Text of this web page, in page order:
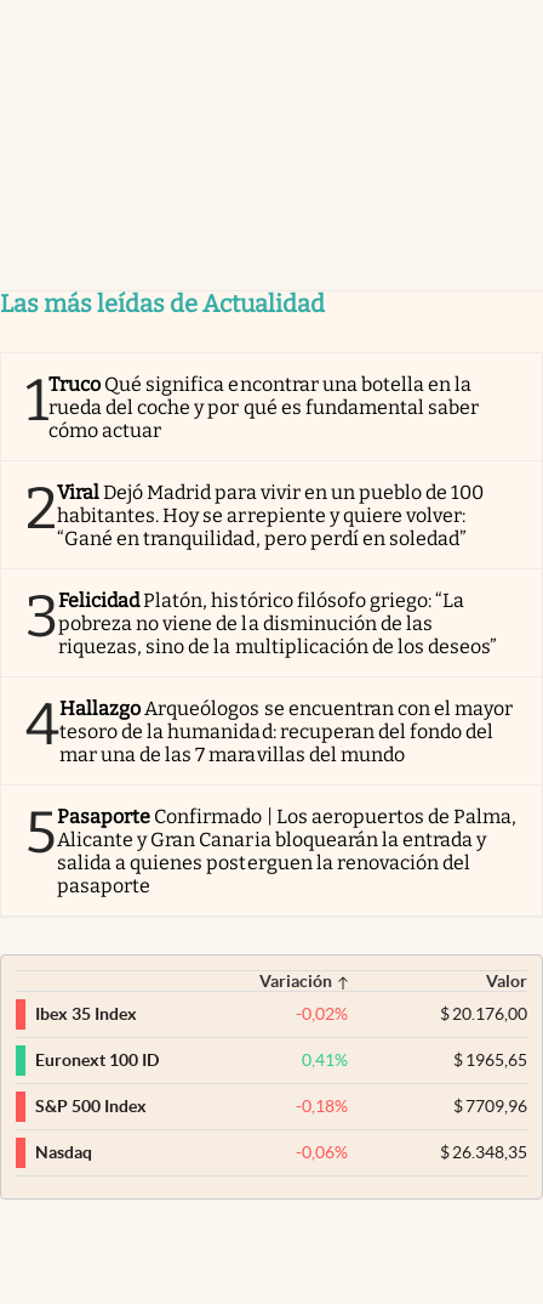
Las más leídas de Actualidad
1Truco Qué significa encontrar una botella en la
rueda del coche y por qué es fundamental saber
cómo actuar
2ViralDejó Madrid para vivir en un pueblo de 100
habitantes. Hoy se arrepiente y quiere volver:
“Gané en tranquilidad, pero perdí en soledad”
3FelicidadPlatón, histórico filósofo griego: “La
pobreza no viene de la disminución de las
riquezas, sino de la multiplicación de los deseos”
4Hallazgo Arqueólogos se encuentran con el mayor
tesoro de la humanidad: recuperan del fondo del
mar una de las 7 maravillas del mundo
5Pasaporte Confirmado | Los aeropuertos de Palma,
Alicante y Gran Canaria bloquearán la entrada y
salida a quienes posterguen la renovación del
pasaporte
Variación
Valor
Ibex 35 Index
-0,02% $20.176,00
Euronext 100 ID 0,41% $1965,65
S&P 500 Index -0,18% $7709,96
Nasdaq -0,06% $26.348,35